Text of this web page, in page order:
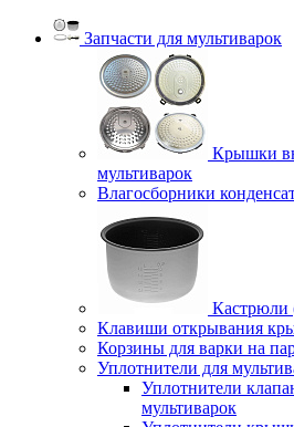
Запчасти для мультиварок
Крышки
мультиварок
Влагосборники
Кастрюли
Клавиши открывания
Корзины для варки на
Уплотнители для
Уплотнители
мультиварок